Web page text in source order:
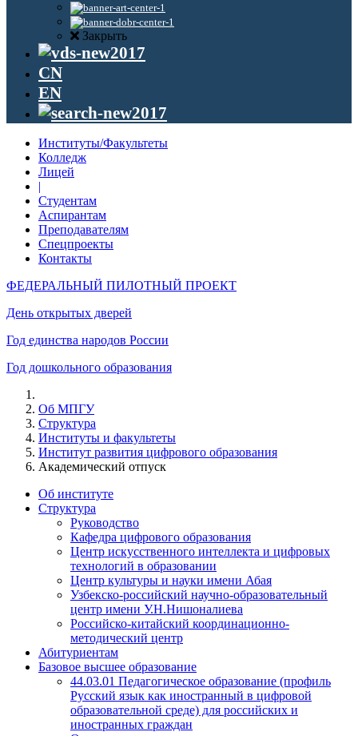
Закрыть
CN
EN
Институты/Факультеты
Колледж
Лицей
|
Студентам
Аспирантам
Преподавателям
Спецпроекты
Контакты
ФЕДЕРАЛЬНЫЙ ПИЛОТНЫЙ ПРОЕКТ
День открытых дверей
Год единства народов России
Год дошкольного образования
Об МПГУ
Структура
Институты и факультеты
Институт развития цифрового образования
Академический отпуск
Об институте
Структура
Руководство
Кафедра цифрового образования
Центр искусственного интеллекта и цифровых
технологий в образовании
Центр культуры и науки имени Абая
Узбекско-российский научно-образовательный
центр имени У.Н.Нишоналиева
Российско-китайский координационно-
методический центр
Абитуриентам
Базовое высшее образование
44.03.01 Педагогическое образование (профиль
Русский язык как иностранный в цифровой
образовательной среде) для российских и
иностранных граждан